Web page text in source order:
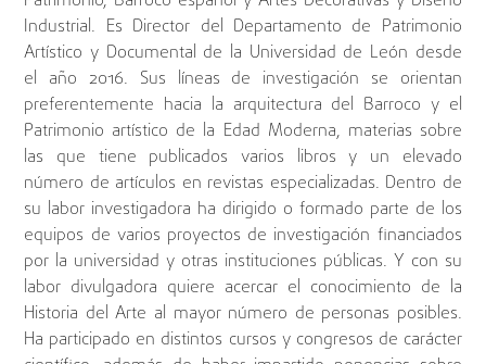
Industrial. Es Director del Departamento de Patrimonio
Artístico y Documental de la Universidad de León desde
el año 2016. Sus líneas de investigación se orientan
preferentemente hacia la arquitectura del Barroco y el
Patrimonio artístico de la Edad Moderna, materias sobre
las que tiene publicados varios libros y un elevado
número de artículos en revistas especializadas. Dentro de
su labor investigadora ha dirigido o formado parte de los
equipos de varios proyectos de investigación financiados
por la universidad y otras instituciones públicas. Y con su
labor divulgadora quiere acercar el conocimiento de la
Historia del Arte al mayor número de personas posibles.
Ha participado en distintos cursos y congresos de carácter